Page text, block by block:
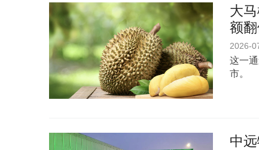
大
额
2026-
这一
市。
中